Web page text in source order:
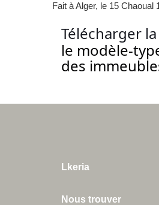
Fait à Alger, le 15
Télécharger
le modèle-
des
Lkeria
Nous trouver